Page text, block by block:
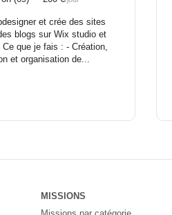
et crée des sites
blogs sur Wix studio et
que je fais : - Création,
et organisation de...
MISSIONS